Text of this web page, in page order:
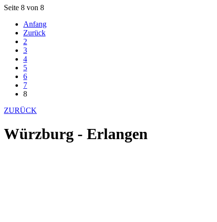
Seite 8 von 8
Anfang
Zurück
2
3
4
5
6
7
8
ZURÜCK
Würzburg - Erlangen